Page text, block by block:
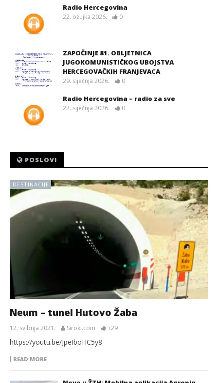
Radio Hercegovina
22. ožujka 2026. 0
ZAPOČINJE 81. OBLJETNICA
JUGOKOMUNISTIČKOG UBOJSTVA
HERCEGOVAČKIH FRANJEVACA
29. siječnja 2026. 0
Radio Hercegovina – radio za sve
22. siječnja 2026. 0
POSLOVI
DESTINACIJE
Neum – tunel Hutovo Žaba
12. svibnja 2021. Siroki.com +29
https://youtu.be/JpeIboHC5y8
READ MORE